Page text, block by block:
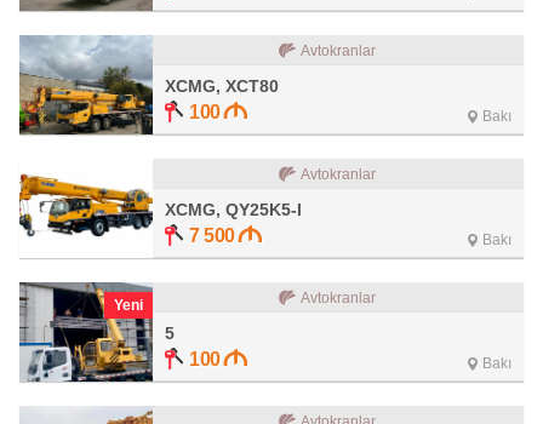
Avtokranlar
XCMG, XCT80
100 Bakı
Avtokranlar
XCMG, QY25K5-I
7 500 Bakı
Yeni Avtokranlar
5
100 Bakı